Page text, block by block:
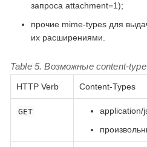
запроса attachment=1);
прочие mime-types для
их расширениями.
Table 5. Возможные content-
HTTP Verb Content-Types
GET
application/